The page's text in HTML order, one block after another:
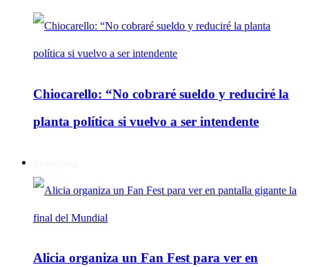
Chiocarello: “No cobraré sueldo y reduciré la
planta política si vuelvo a ser intendente
Alicia organiza un Fan Fest para ver en